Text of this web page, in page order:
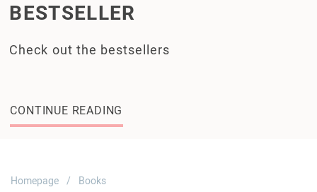
BESTSELLER
Check out the bestsellers
CONTINUE READING
Homepage Books